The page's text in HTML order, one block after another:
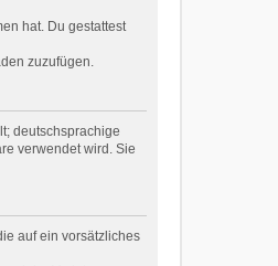
hat. Du gestattest
zuzufügen.
deutschsprachige
verwendet wird. Sie
auf ein vorsätzliches